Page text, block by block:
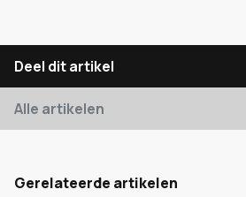
Deel dit artikel
Alle artikelen
Gerelateerde artikelen